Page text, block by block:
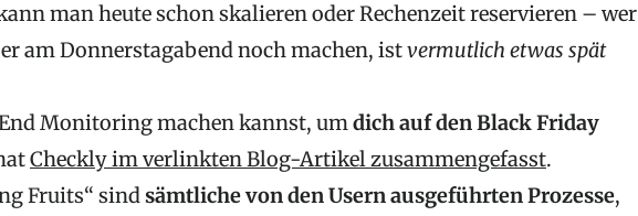
man heute schon skalieren oder Rechenzeit reservieren – wer
am Donnerstagabend noch machen, istvermutlich etwas spät
Monitoring machen kannst, umdich auf den Black Friday
Checkly im verlinkten Blog-Artikel zusammengefasst.
Fruits“ sindsämtliche von den Usern ausgeführten Prozesse,